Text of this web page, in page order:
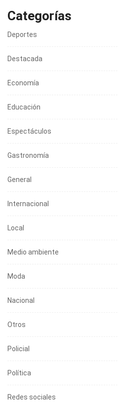
Categorías
Deportes
Destacada
Economía
Educación
Espectáculos
Gastronomía
General
Internacional
Local
Medio ambiente
Moda
Nacional
Otros
Policial
Política
Redes sociales